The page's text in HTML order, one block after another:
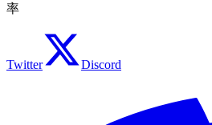
率
Twitter Discord